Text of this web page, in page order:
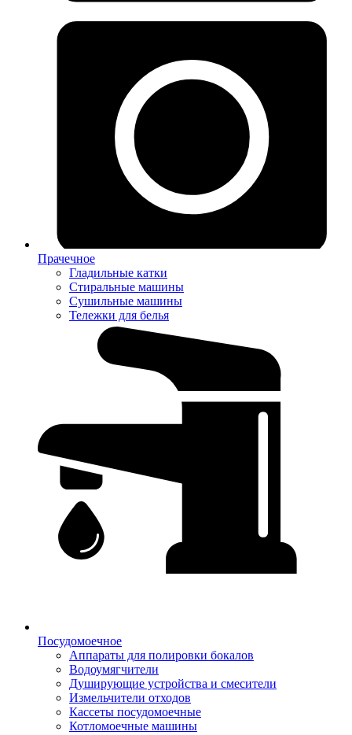
Прачечное
Гладильные катки
Стиральные машины
Сушильные машины
Тележки для белья
Посудомоечное
Аппараты для полировки бокалов
Водоумягчители
Душирующие устройства и смесители
Измельчители отходов
Кассеты посудомоечные
Котломоечные машины